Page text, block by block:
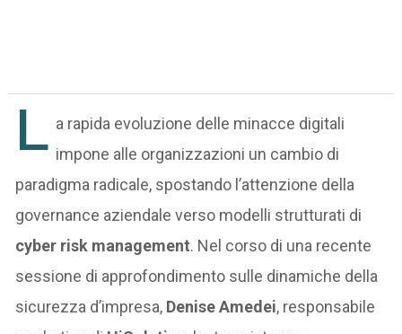
L a rapida evoluzione delle minacce digitali
impone alle organizzazioni un cambio di
paradigma radicale, spostando l’attenzione della
governance aziendale verso modelli strutturati di
cyber risk management. Nel corso di una recente
sessione di approfondimento sulle dinamiche della
sicurezza d’impresa, Denise Amedei, responsabile